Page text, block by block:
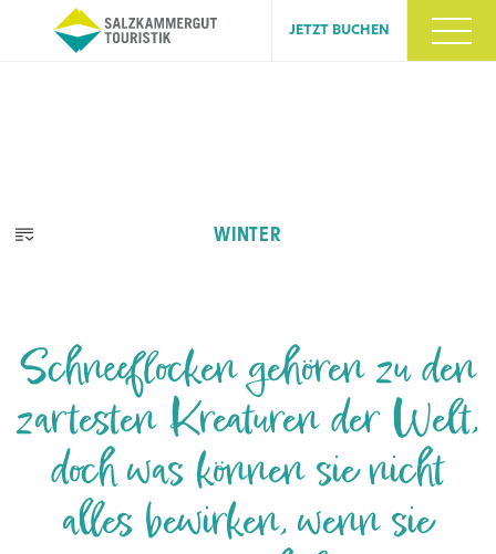
JETZT BUCHEN
WINTER
Schneeflocken gehören zu den
zartesten Kreaturen der Welt,
doch was können sie nicht
alles bewirken, wenn sie